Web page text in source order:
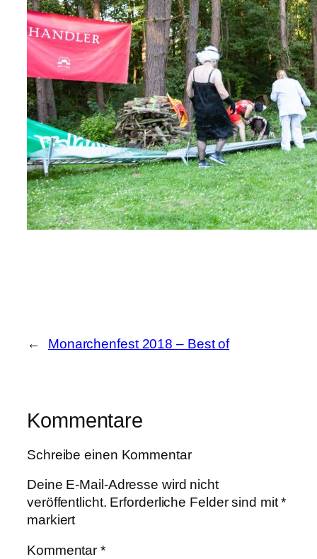
← Monarchenfest 2018 – Best of
Kommentare
Schreibe einen Kommentar
Deine E-Mail-Adresse wird nicht
veröffentlicht. Erforderliche Felder sind mit*
markiert
Kommentar*